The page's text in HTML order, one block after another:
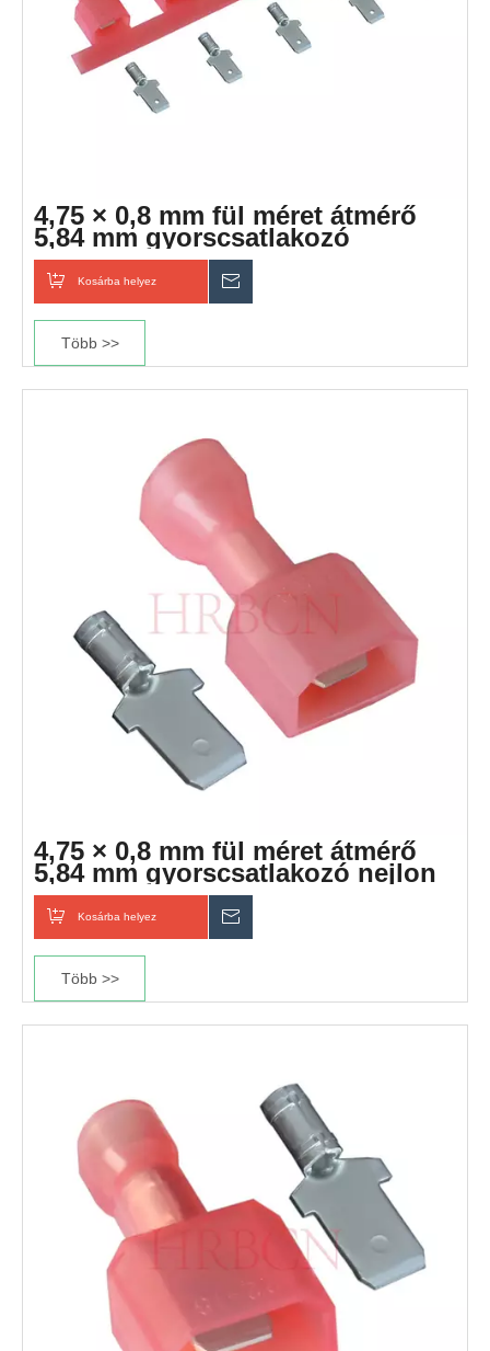
4,75 × 0,8 mm fül méret átmérő
5,84 mm gyorscsatlakozó
szigetelt csatlakozó
Kosárba helyez
Több >>
4,75 × 0,8 mm fül méret átmérő
5,84 mm gyorscsatlakozó nejlon
csatlakozó
Kosárba helyez
Több >>